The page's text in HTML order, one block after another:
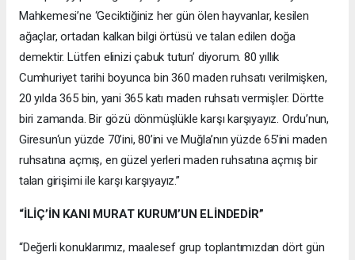
Mahkemesi’ne ‘Geciktiğiniz her gün ölen hayvanlar, kesilen
ağaçlar, ortadan kalkan bilgi örtüsü ve talan edilen doğa
demektir. Lütfen elinizi çabuk tutun’ diyorum. 80 yıllık
Cumhuriyet tarihi boyunca bin 360 maden ruhsatı verilmişken,
20 yılda 365 bin, yani 365 katı maden ruhsatı vermişler. Dörtte
biri zamanda. Bir gözü dönmüşlükle karşı karşıyayız. Ordu’nun,
Giresun‘un yüzde 70’ini, 80’ini ve Muğla’nın yüzde 65’ini maden
ruhsatına açmış, en güzel yerleri maden ruhsatına açmış bir
talan girişimi ile karşı karşıyayız.”
“İLİÇ’İN KANI MURAT KURUM’UN ELİNDEDİR”
“Değerli konuklarımız, maalesef grup toplantımızdan dört gün